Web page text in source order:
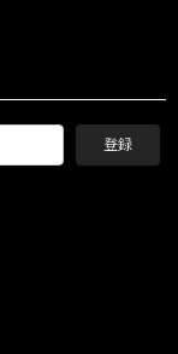
登録